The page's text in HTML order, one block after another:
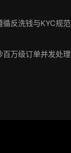
反洗钱与KYC规范
万级订单并发处理